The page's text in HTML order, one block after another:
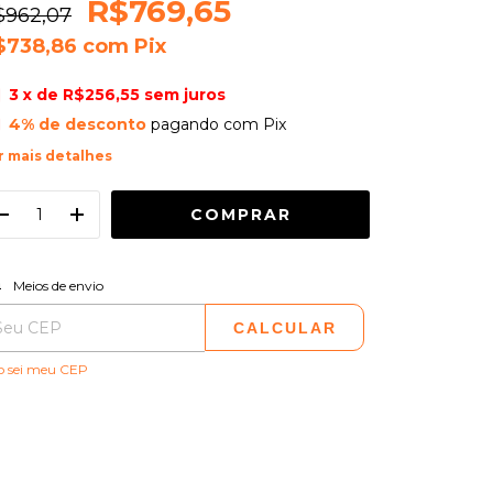
R$769,65
com Pix
3 x de R$256,55 sem juros
4% de descontopagando com Pix
mais detalhes
para o CEP:
Meios de envio
CALCULAR
sei meu CEP